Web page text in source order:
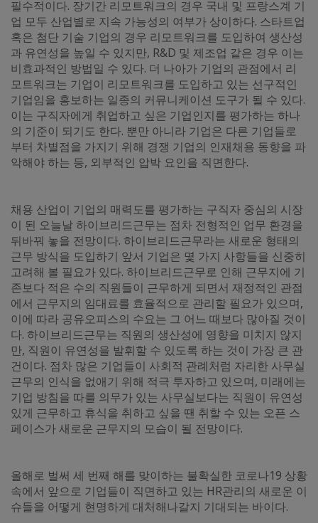
필수적이다. 장기간 리모트워크의 경우 국내 및 프랑스계 기
업 모두 산업별로 지속 가능성의 여부가 상이하다. 스타트업
혹은 첨단 기술 기업의 경우 리모트워크를 도입하여 생산성
과 유연성을 높일 수 있지만, R&D 및 제조업 같은 경우 이는
비효과적인 방법일 수 있다. 더 나아가 기업의 관점에서 리
모트워크는 기업이 리모트워크를 도입하고 있는 선구적인
기업임을 홍보하는 일종의 커뮤니케이션 도구가 될 수 있다.
이는 구직자에게 취업하고 싶은 기업인지를 평가하는 하나
의 기준이 되기도 한다. 뿐만 아니라 기업은 다른 기업들로
부터 차별점을 가지기 위해 경쟁 기업의 인재채용 동향을 파
악해야 하는 등, 외부적인 압박 요인을 직면한다.
채용 산업이 기업의 매력도를 평가하는 구직자 중심의 시장
이 된 오늘날 하이브리드근무는 점차 전형적인 업무 환경을
뒤바꿔 놓을 전망이다. 하이브리드근무라는 새로운 형태의
근무 방식을 도입하기 앞서 기업은 몇 가지 사항들을 신중히
고려해 볼 필요가 있다. 하이브리드근무로 인해 근무지에 기
존보다 적은 수의 직원들이 근무하게 되면서 재정적인 관점
에서 근무지의 임대료를 효율적으로 관리할 필요가 있으며,
이에 따라 공유오피스의 수요는 그 어느 때보다 많아질 것이
다. 하이브리드근무는 직원의 생산성에 영향을 미치지 않지
만, 직원이 유연성을 발휘할 수 있도록 하는 것이 가장 큰 관
건이다. 점차 많은 기업들이 사회적 관례처럼 자리한 사무실
근무의 인식을 없애기 위해 적극 투자하고 있으며, 미래에는
기업 방침을 따를 의무가 있는 사무실보다는 직원이 유연성
있게 근무하고 휴식을 취하고 싶을 땐 취할 수 있는 오픈 스
페이스가 새로운 근무지의 모습이 될 전망이다.
올해로 벌써 세 번째 해를 맞이하는 불확실한 코로나19 상황
속에서 앞으로 기업들이 직면하고 있는 HR관리의 새로운 이
슈들을 어떻게 현명하게 대처해나갈지 기대되는 바이다.